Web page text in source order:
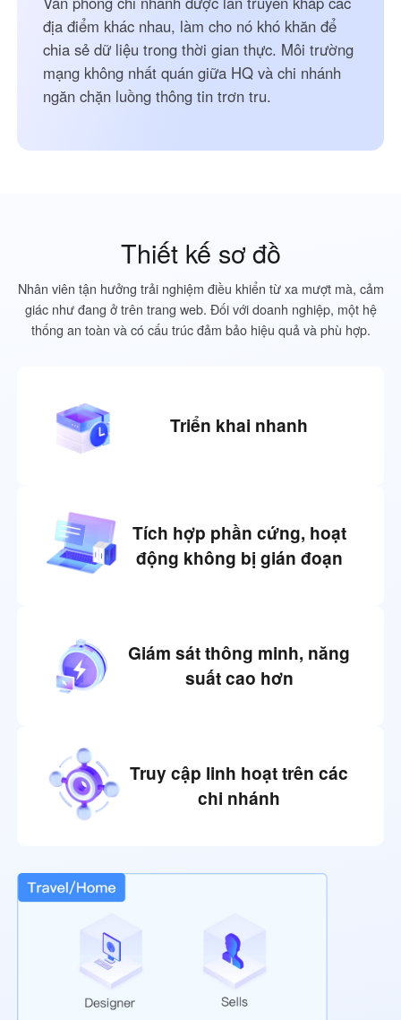
địa điểm khác nhau, làm cho nó khó khăn để
chia sẻ dữ liệu trong thời gian thực. Môi trường
mạng không nhất quán giữa HQ và chi nhánh
ngăn chặn luồng thông tin trơn tru.
Thiết kế sơ đồ
Nhân viên tận hưởng trải nghiệm điều khiển từ xa mượt mà, cảm
giác như đang ở trên trang web. Đối với doanh nghiệp, một hệ
thống an toàn và có cấu trúc đảm bảo hiệu quả và phù hợp.
Triển khai nhanh
Tích hợp phần cứng, hoạt
động không bị gián đoạn
Giám sát thông minh, năng
suất cao hơn
Truy cập linh hoạt trên các
chi nhánh